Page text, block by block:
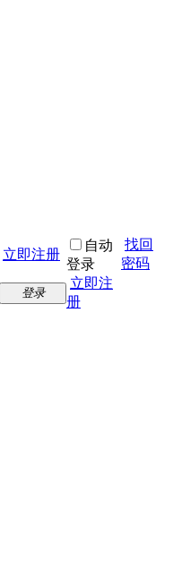
立即注册
自动
登录
找回
密码
登录
立即注
册